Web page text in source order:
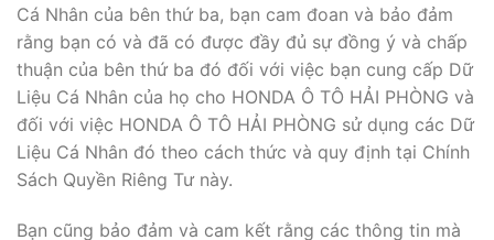
Cá Nhân của bên thứ ba, bạn cam đoan và bảo đảm
rằng bạn có và đã có được đầy đủ sự đồng ý và chấp
thuận của bên thứ ba đó đối với việc bạn cung cấp Dữ
Liệu Cá Nhân của họ cho HONDA Ô TÔ HẢI PHÒNG và
đối với việc HONDA Ô TÔ HẢI PHÒNG sử dụng các Dữ
Liệu Cá Nhân đó theo cách thức và quy định tại Chính
Sách Quyền Riêng Tư này.
Bạn cũng bảo đảm và cam kết rằng các thông tin mà